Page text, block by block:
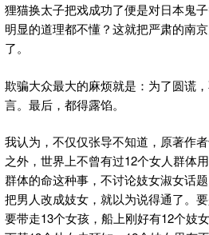
狸猫换太子把戏成功了便是对日本鬼
明显的道理都不懂？这就把严肃的南
了。
欺骗大众最大的麻烦就是：为了圆谎
言。最后，都得露馅。
我认为，不仅仅张导不知道，原著作
之外，世界上不曾有过12个女人群体
群体的命这种事，不讨论妓女淑女话
把男人改成妓女，就以为说得通了。
要带走13个女孩，船上刚好有12个妓